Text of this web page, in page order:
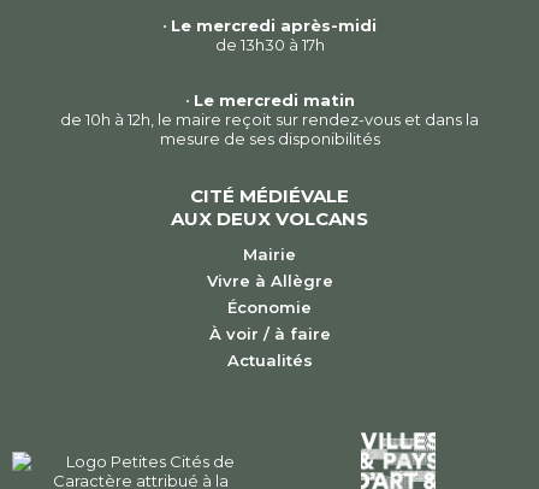
• Le mercredi après-midi
de 13h30 à 17h
• Le mercredi matin
de 10h à 12h, le maire reçoit sur rendez-vous et dans la
mesure de ses disponibilités
CITÉ MÉDIÉVALE
AUX DEUX VOLCANS
Mairie
Vivre à Allègre
Économie
À voir / à faire
Actualités